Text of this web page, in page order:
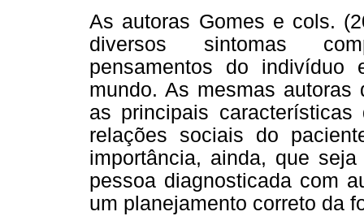
As autoras Gomes e cols.
diversos sintomas
pensamentos do
mundo. As mesmas autoras
as principais
relações sociais do
importância, ainda, que
pessoa diagnosticada com
um planejamento correto da